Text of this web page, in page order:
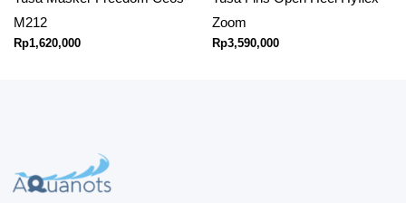
M212
Rp1,620,000
Zoom
Rp3,590,000